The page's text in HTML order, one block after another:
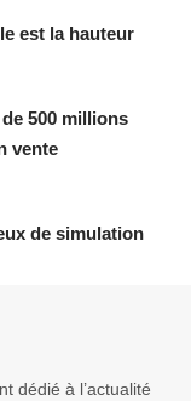
est la hauteur
500 millions
vente
de simulation
dédié à l’actualité